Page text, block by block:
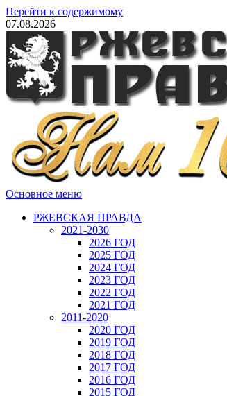
Перейти к содержимому
07.08.2026
Основное меню
РЖЕВСКАЯ ПРАВДА
2021-2030
2026 ГОД
2025 ГОД
2024 ГОД
2023 ГОД
2022 ГОД
2021 ГОД
2011-2020
2020 ГОД
2019 ГОД
2018 ГОД
2017 ГОД
2016 ГОД
2015 ГОД